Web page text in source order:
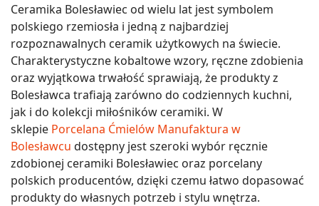
Ceramika Bolesławiec od wielu lat jest symbolem
polskiego rzemiosła i jedną z najbardziej
rozpoznawalnych ceramik użytkowych na świecie.
Charakterystyczne kobaltowe wzory, ręczne zdobienia
oraz wyjątkowa trwałość sprawiają, że produkty z
Bolesławca trafiają zarówno do codziennych kuchni,
jak i do kolekcji miłośników ceramiki. W
sklepie Porcelana Ćmielów Manufaktura w
Bolesławcu dostępny jest szeroki wybór ręcznie
zdobionej ceramiki Bolesławiec oraz porcelany
polskich producentów, dzięki czemu łatwo dopasować
produkty do własnych potrzeb i stylu wnętrza.